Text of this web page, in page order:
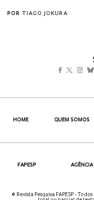
HOME QUEM SOMOS
FAPESP AGÊNCIA
© Revista Pesquisa FAPESP -